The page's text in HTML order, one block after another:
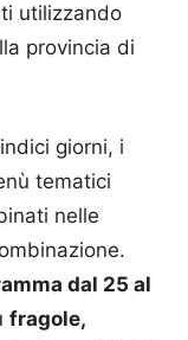
utilizzando
provincia di
giorni, i
tematici
nelle
dal 25 al
fragole,